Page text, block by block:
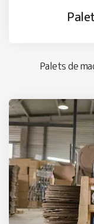
Palets de